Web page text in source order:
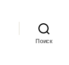
Поиск